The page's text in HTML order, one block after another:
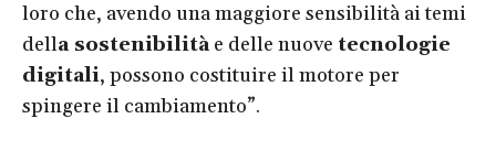
loro che, avendo una maggiore sensibilità ai temi
della sostenibilitàe delle nuove tecnologie
digitali, possono costituire il motore per
spingere il cambiamento”.